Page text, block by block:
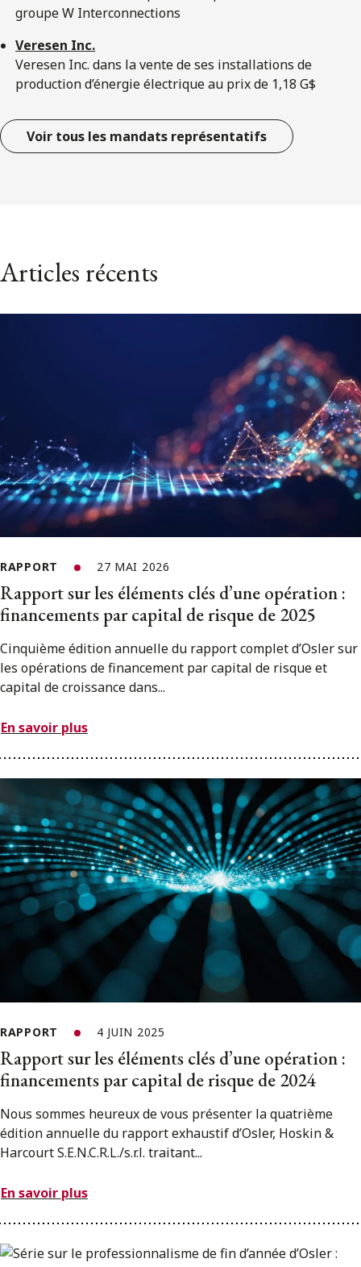
groupe W Interconnections
Veresen Inc.
Veresen Inc. dans la vente de ses installations de
production d’énergie électrique au prix de 1,18 G$
Voir tous les mandats représentatifs
Articles récents
RAPPORT 27 MAI 2026
Rapport sur les éléments clés d’une opération :
financements par capital de risque de 2025
Cinquième édition annuelle du rapport complet d’Osler sur
les opérations de financement par capital de risque et
capital de croissance dans...
En savoir plus
RAPPORT 4 JUIN 2025
Rapport sur les éléments clés d’une opération :
financements par capital de risque de 2024
Nous sommes heureux de vous présenter la quatrième
édition annuelle du rapport exhaustif d’Osler, Hoskin &
Harcourt S.E.N.C.R.L./s.r.l. traitant...
En savoir plus